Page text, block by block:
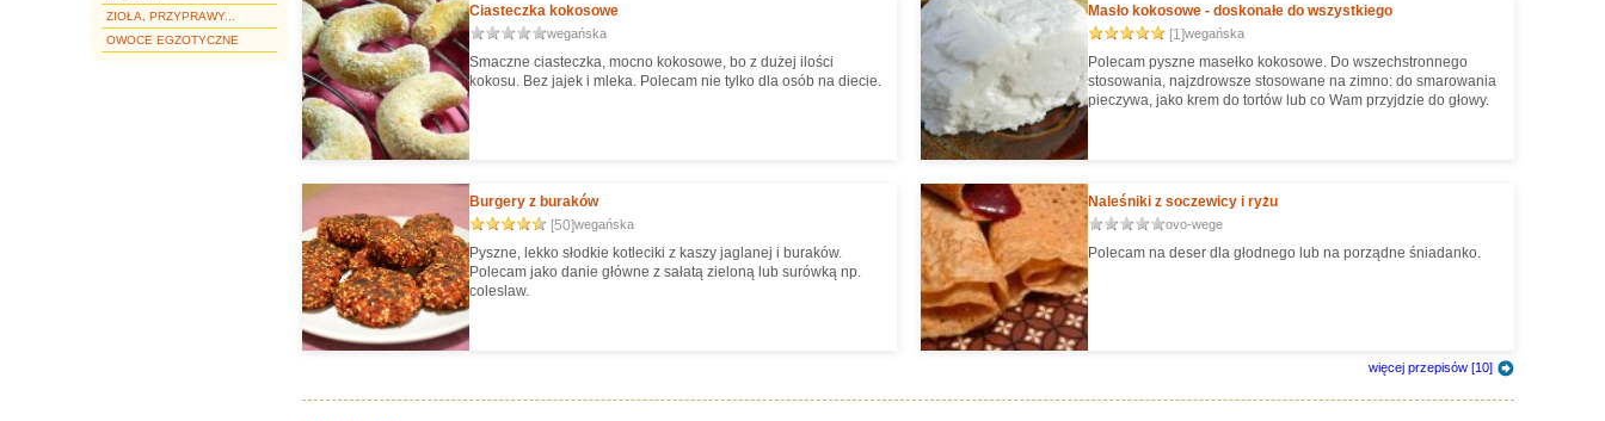
ZIOŁA, PRZYPRAWY...
OWOCE EGZOTYCZNE
Ciasteczka kokosowe
wegańska
Smaczne ciasteczka, mocno kokosowe, bo z dużej ilości
kokosu. Bez jajek i mleka. Polecam nie tylko dla osób na diecie.
Masło kokosowe - doskonałe do wszystkiego
[1]wegańska
Polecam pyszne masełko kokosowe. Do wszechstronnego
stosowania, najzdrowsze stosowane na zimno: do smarowania
pieczywa, jako krem do tortów lub co Wam przyjdzie do głowy.
Burgery z buraków
[50]wegańska
Pyszne, lekko słodkie kotleciki z kaszy jaglanej i buraków.
Polecam jako danie główne z sałatą zieloną lub surówką np.
coleslaw.
Naleśniki z soczewicy i ryżu
ovo-wege
Polecam na deser dla głodnego lub na porządne śniadanko.
więcej przepisów [10]